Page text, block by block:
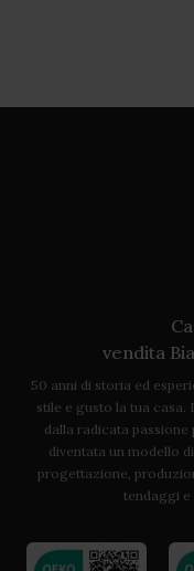
vendita
50 anni di storia ed
stile e gusto la tua casa.
dalla radicata passione
diventata un modello
progettazione,
tendaggi e